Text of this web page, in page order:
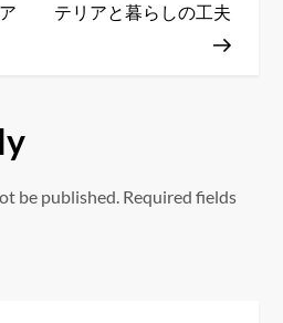
テリアと暮らしの工夫
be published. Required fields